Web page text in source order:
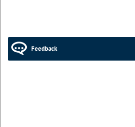
Feedback